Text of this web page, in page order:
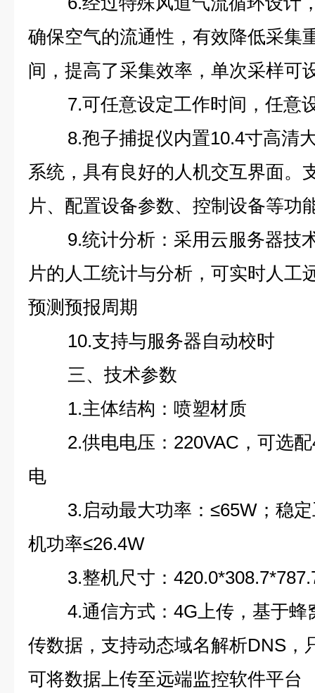
确保空气的流通性，有效降低采集
间，提高了采集效率，单次采样可
7.可任意设定工作时间，任意
8.孢子捕捉仪内置10.4寸高清
系统，具有良好的人机交互界面。
片、配置设备参数、控制设备等功
9.统计分析：采用云服务器技
片的人工统计与分析，可实时人工
预测预报周期
10.支持与服务器自动校时
三、技术参数
1.主体结构：喷塑材质
2.供电电压：220VAC，可选
电
3.启动最大功率：≤65W；稳
机功率≤26.4W
3.整机尺寸：
4.通信方式：4G上传，基于
传数据，支持动态域名解析DNS，
可将数据上传至远端监控软件平台